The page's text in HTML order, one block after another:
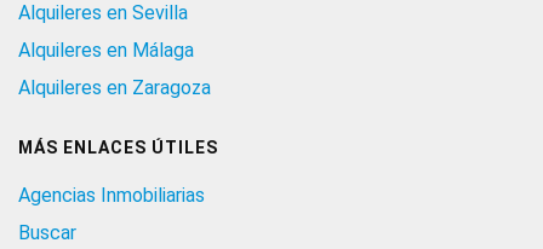
Alquileres en Sevilla
Alquileres en Málaga
Alquileres en Zaragoza
MÁS ENLACES ÚTILES
Agencias Inmobiliarias
Buscar